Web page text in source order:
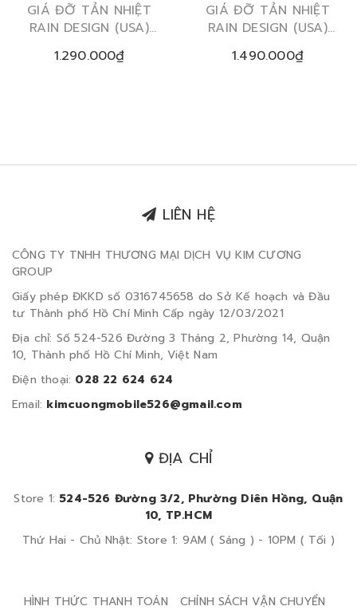
GIÁ ĐỠ TẢN NHIỆT
RAIN DESIGN (USA)
MTOWER VERTICAL
MACBOOK
1.290.000₫
GIÁ ĐỠ TẢN NHIỆT
RAIN DESIGN (USA)
MBASE IMAC
1.490.000₫
LIÊN HỆ
CÔNG TY TNHH THƯƠNG MẠI DỊCH VỤ KIM CƯƠNG
GROUP
Giấy phép ĐKKD số 0316745658 do Sở Kế hoạch và Đầu
tư Thành phố Hồ Chí Minh Cấp ngày 12/03/2021
Địa chỉ: Số 524-526 Đường 3 Tháng 2, Phường 14, Quận
10, Thành phố Hồ Chí Minh, Việt Nam
Điện thoại: 028 22 624 624
Email: kimcuongmobile526@gmail.com
ĐỊA CHỈ
Store 1: 524-526 Đường 3/2, Phường Diên Hồng, Quận
10, TP.HCM
Thứ Hai - Chủ Nhật: Store 1: 9AM ( Sáng ) - 10PM ( Tối )
HÌNH THỨC THANH TOÁN CHÍNH SÁCH VẬN CHUYỂN